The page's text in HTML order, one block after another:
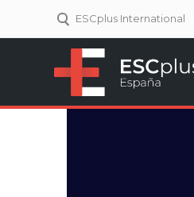
ESCplus International